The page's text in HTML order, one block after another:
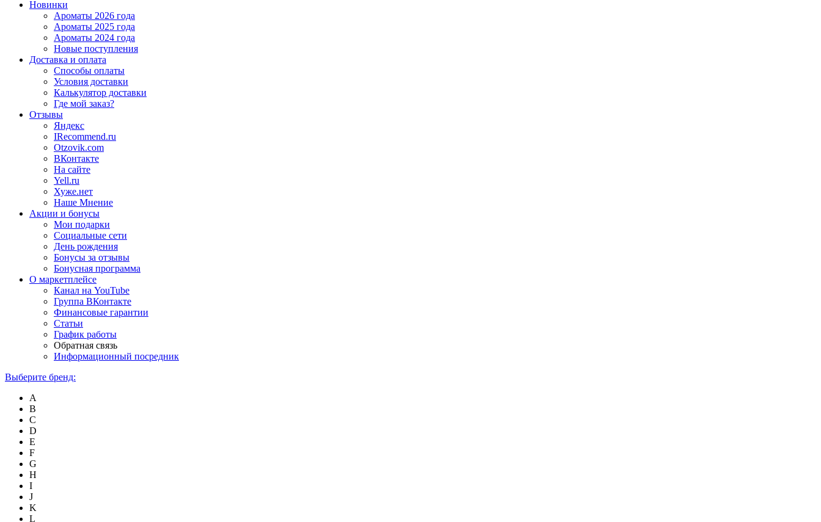
Новинки
Ароматы 2026 года
Ароматы 2025 года
Ароматы 2024 года
Новые поступления
Доставка и оплата
Способы оплаты
Условия доставки
Калькулятор доставки
Где мой заказ?
Отзывы
Яндекс
IRecommend.ru
Otzovik.com
ВКонтакте
На сайте
Yell.ru
Хуже.нет
Наше Мнение
Акции и бонусы
Мои подарки
Социальные сети
День рождения
Бонусы за отзывы
Бонусная программа
О маркетплейсе
Канал на YouTube
Группа ВКонтакте
Финансовые гарантии
Статьи
График работы
Обратная связь
Информационный посредник
Выберите бренд:
A
B
C
D
E
F
G
H
I
J
K
L